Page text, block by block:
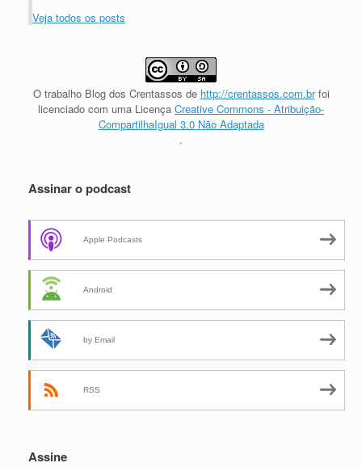
Veja todos os posts
O trabalho Blog dos Crentassos de http://crentassos.com.brfoi
licenciado com uma Licença Creative Commons - Atribuição-
CompartilhaIgual 3.0 Não Adaptada
.
Assinar o podcast
Apple Podcasts
Android
by Email
RSS
Assine